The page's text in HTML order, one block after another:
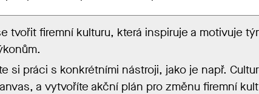
tvořit firemní kulturu, která inspiruje a motivuje
si práci s konkrétními nástroji, jako je např.
a vytvoříte akční plán pro změnu firemní